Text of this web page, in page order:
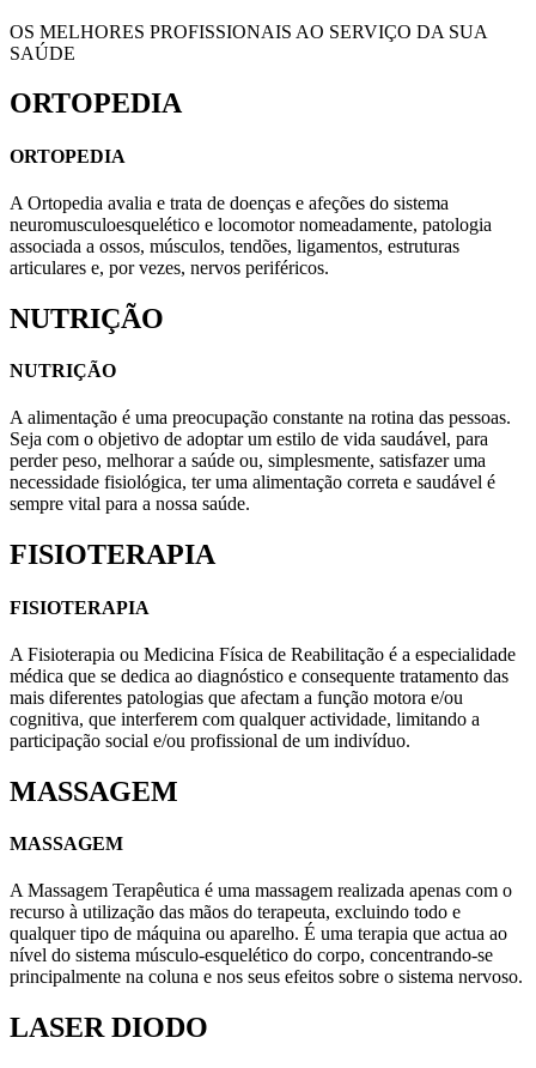
OS MELHORES PROFISSIONAIS AO SERVIÇO DA SUA
SAÚDE
ORTOPEDIA
ORTOPEDIA
A Ortopedia avalia e trata de doenças e afeções do sistema
neuromusculoesquelético e locomotor nomeadamente, patologia
associada a ossos, músculos, tendões, ligamentos, estruturas
articulares e, por vezes, nervos periféricos.
NUTRIÇÃO
NUTRIÇÃO
A alimentação é uma preocupação constante na rotina das pessoas.
Seja com o objetivo de adoptar um estilo de vida saudável, para
perder peso, melhorar a saúde ou, simplesmente, satisfazer uma
necessidade fisiológica, ter uma alimentação correta e saudável é
sempre vital para a nossa saúde.
FISIOTERAPIA
FISIOTERAPIA
A Fisioterapia ou Medicina Física de Reabilitação é a especialidade
médica que se dedica ao diagnóstico e consequente tratamento das
mais diferentes patologias que afectam a função motora e/ou
cognitiva, que interferem com qualquer actividade, limitando a
participação social e/ou profissional de um indivíduo.
MASSAGEM
MASSAGEM
A Massagem Terapêutica é uma massagem realizada apenas com o
recurso à utilização das mãos do terapeuta, excluindo todo e
qualquer tipo de máquina ou aparelho. É uma terapia que actua ao
nível do sistema músculo-esquelético do corpo, concentrando-se
principalmente na coluna e nos seus efeitos sobre o sistema nervoso.
LASER DIODO